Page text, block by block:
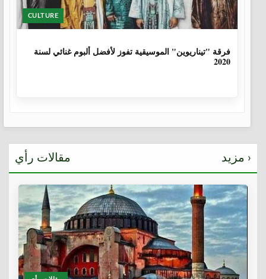
CULTURE
فرقة "تيناريوين" الموسيقية تفوز لأفضل ألبوم غنائي لسنة
2020
مقالات رأي مزيد ›